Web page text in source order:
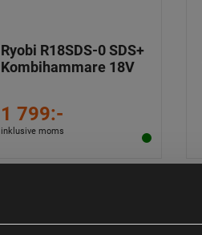
Ryobi R18SDS-0 SDS+
Kombihammare 18V
1 799:-
inklusive moms